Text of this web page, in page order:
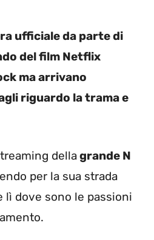
ufficiale da parte di
del film Netflix
ma arrivano
riguardo la trama e
dellagrande N
per la sua strada
lì dove sono le passioni